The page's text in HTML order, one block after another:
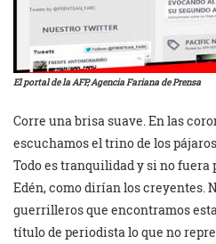
El portal de la AFP, Agencia Fariana de Prensa
Corre una brisa suave. En las
escuchamos el trino de los
Todo es tranquilidad y si no fuera
Edén, como dirían los creyentes.
guerrilleros que encontramos
título de periodista lo que no